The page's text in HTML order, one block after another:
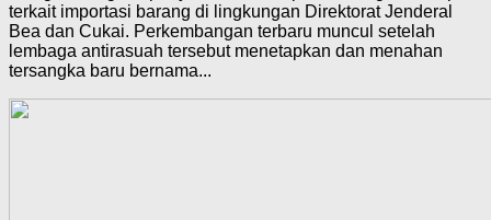
terkait importasi barang di lingkungan Direktorat Jenderal
Bea dan Cukai. Perkembangan terbaru muncul setelah
lembaga antirasuah tersebut menetapkan dan menahan
tersangka baru bernama...